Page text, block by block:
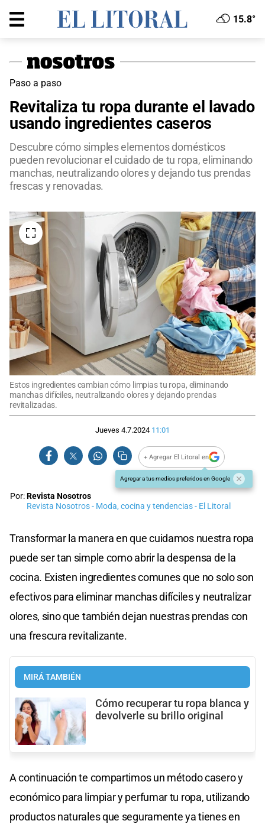
15.8°
Paso a paso
Revitaliza tu ropa durante el lavado
usando ingredientes caseros
Descubre cómo simples elementos domésticos
pueden revolucionar el cuidado de tu ropa, eliminando
manchas, neutralizando olores y dejando tus prendas
frescas y renovadas.
Estos ingredientes cambian cómo limpias tu ropa, eliminando
manchas difíciles, neutralizando olores y dejando prendas
revitalizadas.
Jueves 4.7.2024 11:01
+ Agregar El Litoral en
Agregar a tus medios preferidos en Google
Por:Revista Nosotros
Revista Nosotros - Moda, cocina y tendencias - El Litoral
Transformar la manera en que cuidamos nuestra ropa
puede ser tan simple como abrir la despensa de la
cocina. Existen ingredientes comunes que no solo son
efectivos para eliminar manchas difíciles y neutralizar
olores, sino que también dejan nuestras prendas con
una frescura revitalizante.
MIRÁ TAMBIÉN
Cómo recuperar tu ropa blanca y
devolverle su brillo original
A continuación te compartimos un método casero y
económico para limpiar y perfumar tu ropa, utilizando
productos naturales que seguramente ya tienes en